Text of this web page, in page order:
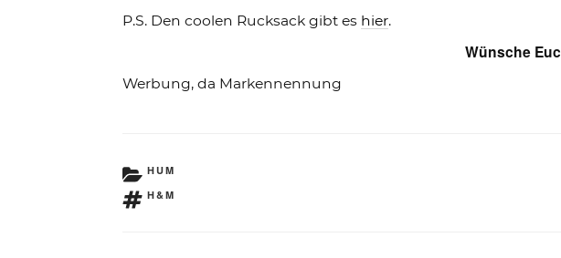
P.S. Den coolen Rucksack gibt es hier.
Wünsche
Werbung, da Markennennung
KATEGORIEN
HUM
SCHLAGWÖRTER
H&M